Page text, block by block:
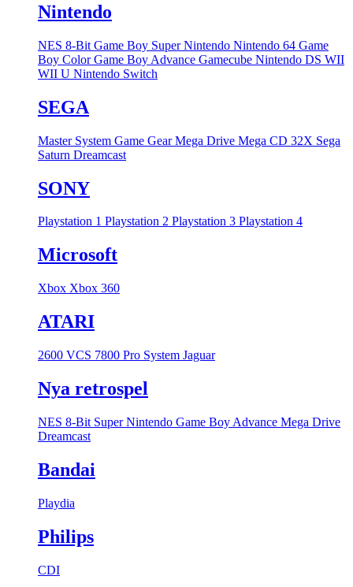
Nintendo
NES 8-Bit Game Boy Super Nintendo Nintendo 64 Game
Boy ColorGame Boy Advance Gamecube Nintendo DS WII
WII U Nintendo Switch
SEGA
Master System Game GearMega Drive Mega CD 32X Sega
Saturn Dreamcast
SONY
Playstation 1 Playstation 2 Playstation 3 Playstation 4
Microsoft
Xbox Xbox 360
ATARI
2600 VCS 7800 Pro System Jaguar
Nya retrospel
NES 8-Bit Super Nintendo Game Boy Advance Mega Drive
Dreamcast
Bandai
Playdia
Philips
CDI